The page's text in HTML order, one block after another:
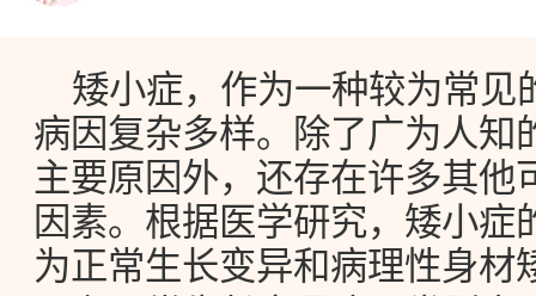
矮小症，作为一种较为常见
病因复杂多样。除了广为人知
主要原因外，还存在许多其他
因素。根据医学研究，矮小症
为正常生长变异和病理性身材